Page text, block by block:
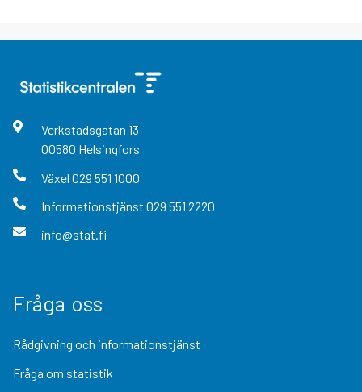
Verkstadsgatan 13
00580 Helsingfors
Växel 029 551 1000
Informationstjänst 029 551 2220
info@stat.fi
Fråga oss
Rådgivning och informationstjänst
Fråga om statistik